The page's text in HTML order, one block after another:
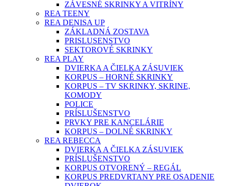
ZÁVESNÉ SKRINKY A VITRÍNY
REA TEENY
REA DENISA UP
ZÁKLADNÁ ZOSTAVA
PRISLUSENSTVO
SEKTOROVÉ SKRINKY
REA PLAY
DVIERKA A ČIELKA ZÁSUVIEK
KORPUS – HORNÉ SKRINKY
KORPUS – TV SKRINKY, SKRINE,
KOMODY
POLICE
PRÍSLUŠENSTVO
PRVKY PRE KANCELÁRIE
KORPUS – DOLNÉ SKRINKY
REA REBECCA
DVIERKA A ČIELKA ZÁSUVIEK
PRÍSLUŠENSTVO
KORPUS OTVORENÝ – REGÁL
KORPUS PREDVRTANY PRE OSADENIE